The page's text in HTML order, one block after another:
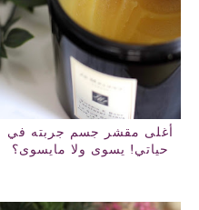
أغلى مقشر جسم جربته في
حياتي! يسوى ولا مايسوى؟